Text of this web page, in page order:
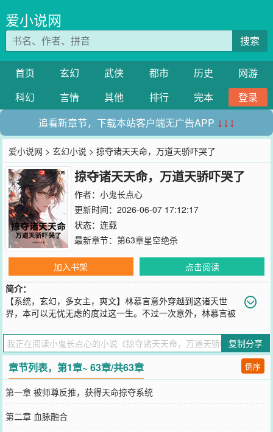
爱小说网
搜索
首页 玄幻 武侠 都市 历史
网游
科幻
言情 其他 排行 完本
登录
追看新章节，下载本站客户端无广告APP ↓↓↓
爱小说网 >玄幻小说 > 掠夺诸天天命，万道天骄吓哭了
掠夺诸天天命，万道天骄吓哭了
作者： 小鬼长点心
更新时间：2026-06-07 17:12:17
状态：连载
最新章节： 第63章星空绝杀
加入书架
点击阅读
简介：
【系统，玄幻，多女主，爽文】林慕言意外穿越到这诸天世
界，本可以无忧无虑的度过这一生。不过一次意外，林慕言被
明白，这个世界拥有十分多的天命之人，为了不成为天命之人成长路
上的垫脚石，他只得与其抗衡，成为世界的主宰。
您要是觉得《 掠夺诸天天命，万道天骄吓哭了
》还不错的话请不要忘
记向您QQ群和微博微信里的朋友推荐哦！
复制分享
章节列表，第1章~ 63章/共63章 倒序
第一章 被师尊反推，获得天命掠夺系统
第二章 血脉融合